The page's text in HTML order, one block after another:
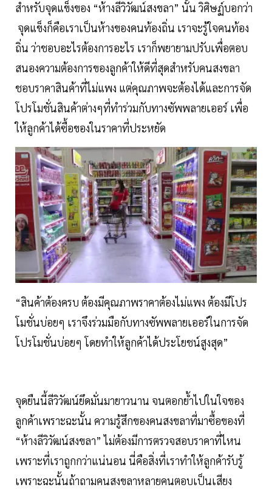
สำหรับจุดแข็งของ “ห้างลีวิวัฒน์สงขลา” นั้น วิศิษฏ์บอกว่า
จุดแข็งก็คือเราเป็นห้างของคนท้องถิ่น เราจะรู้ใจคนท้อง
ถิ่น ว่าชอบอะไรต้องการอะไร เราก็พยายามปรับเพื่อตอบ
สนองความต้องการของลูกค้าให้ดีที่สุดสำหรับคนสงขลา
ชอบราคาสินค้าที่ไม่แพง แต่คุณภาพจะต้องได้และการจัด
โปรโมชั่นสินค้าต่างๆที่ทำร่วมกับทางซัพพลายเออร์ เพื่อ
ให้ลูกค้าได้ซื้อของในราคาที่ประหยัด
“สินค้าต้องครบ ต้องมีคุณภาพราคาต้องไม่แพง ต้องมีโปร
โมชั่นบ่อยๆ เราจึงร่วมมือกับทางซัพพลายเออร์ในการจัด
โปรโมชั่นบ่อยๆ โดยทำให้ลูกค้าได้ประโยชน์สูงสุด”
จุดยืนนี้ลีวิวัฒน์ยึดมั่นมายาวนาน จนตอกยํ้าไปในใจของ
ลูกค้าเพราะฉะนั้น ความรู้สึกของคนสงขลาที่มาซื้อของที่
“ห้างลีวิวัฒน์สงขลา” ไม่ต้องมีการตรวจสอบราคาที่ไหน
เพราะที่เราถูกกว่าแน่นอน นี่คือสิ่งที่เราทำให้ลูกค้ารับรู้
เพราะฉะนั้นถ้าถามคนสงขลาหลายคนตอบเป็นเสียง